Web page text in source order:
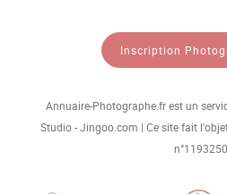
Inscription
Annuaire-Photographe.fr est un
Studio - Jingoo.com | Ce site fait
n°1193250